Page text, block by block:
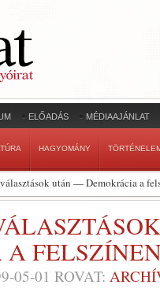
ELŐADÁS MÉDIAAJÁNLAT
HAGYOMÁNY
után — Demokrácia a
05-01 ROVAT: